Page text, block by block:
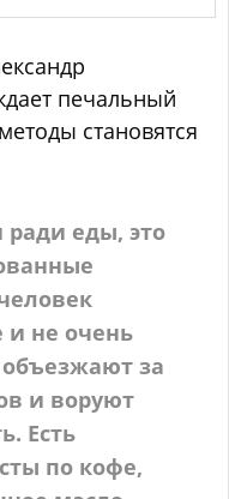
печальный
становятся
ради еды, это
не очень
за
и воруют
Есть
по кофе,